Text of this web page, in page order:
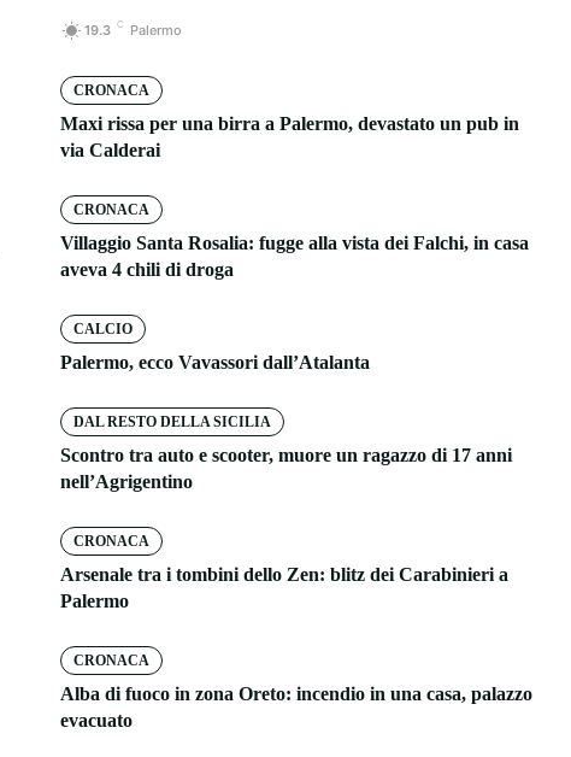
19.3 C Palermo
CRONACA
Maxi rissa per una birra a Palermo, devastato un pub in
via Calderai
CRONACA
Villaggio Santa Rosalia: fugge alla vista dei Falchi, in casa
aveva 4 chili di droga
CALCIO
Palermo, ecco Vavassori dall’Atalanta
DAL RESTO DELLA SICILIA
Scontro tra auto e scooter, muore un ragazzo di 17 anni
nell’Agrigentino
CRONACA
Arsenale tra i tombini dello Zen: blitz dei Carabinieri a
Palermo
CRONACA
Alba di fuoco in zona Oreto: incendio in una casa, palazzo
evacuato